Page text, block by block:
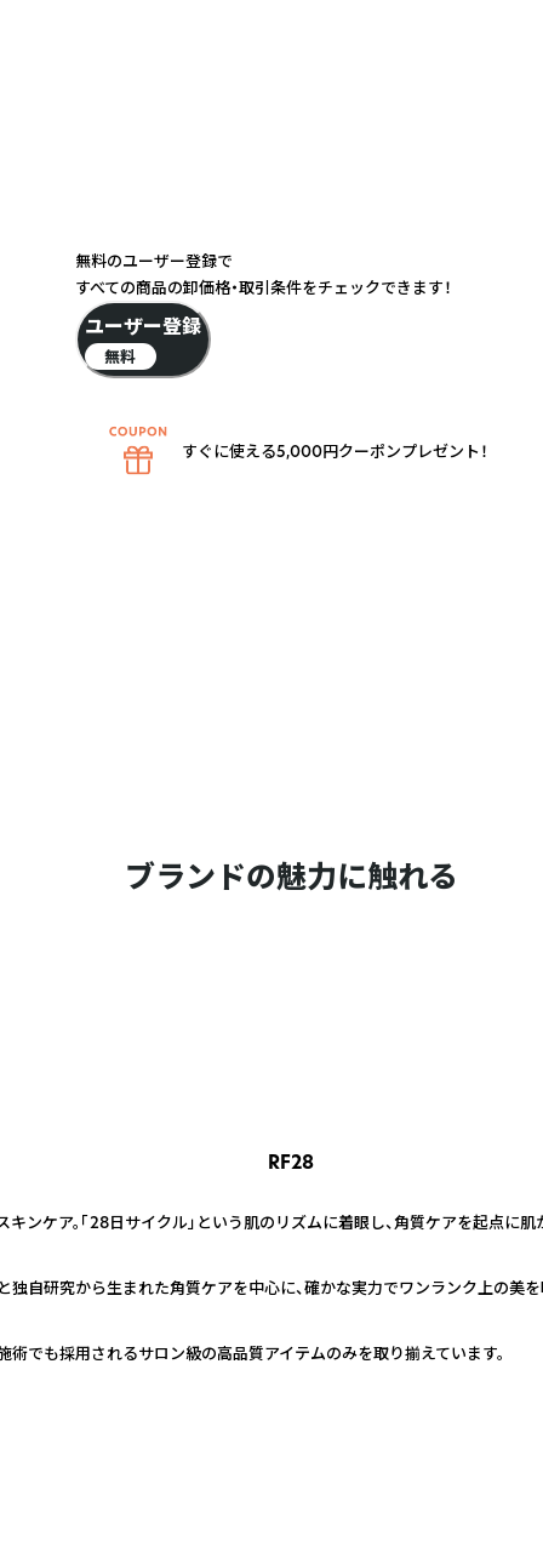
ブランドの魅力に触れる
RF28
ンケア。「28日サイクル」という肌のリズムに着眼し、角質ケアを起点に
自研究から生まれた角質ケアを中心に、確かな実力でワンランク上の美
術でも採用されるサロン級の高品質アイテムのみを取り揃えています。
無料のユーザー登録で
すべての商品の卸価格・取引条件をチェックできます！
ユーザー登録
無料
すぐに使える5,000円クーポンプレゼント！